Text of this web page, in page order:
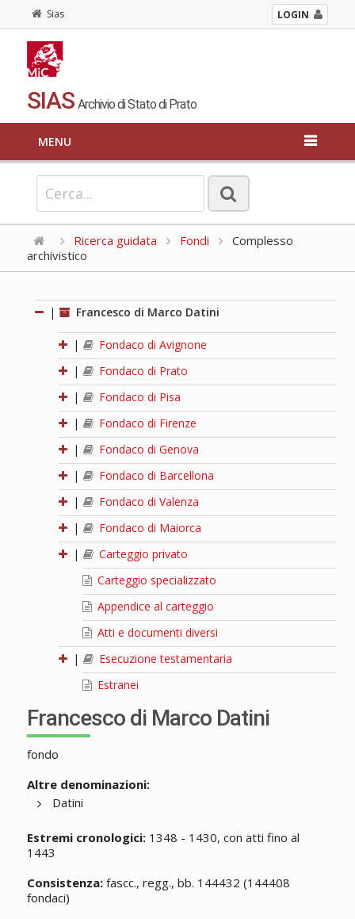
Sias LOGIN
SIAS Archivio di Stato di Prato
MENU
Ricerca guidata Fondi
Complesso
archivistico
| Francesco di Marco Datini
|
Fondaco di Avignone
|
Fondaco di Prato
|
Fondaco di Pisa
|
Fondaco di Firenze
|
Fondaco di Genova
|
Fondaco di Barcellona
|
Fondaco di Valenza
|
Fondaco di Maiorca
|
Carteggio privato
Carteggio specializzato
Appendice al carteggio
Atti e documenti diversi
|
Esecuzione testamentaria
Estranei
Francesco di Marco Datini
fondo
Altre denominazioni:
Datini
Estremi cronologici:1348 - 1430, con atti fino al
1443
Consistenza:fascc., regg., bb. 144432 (144408
fondaci)